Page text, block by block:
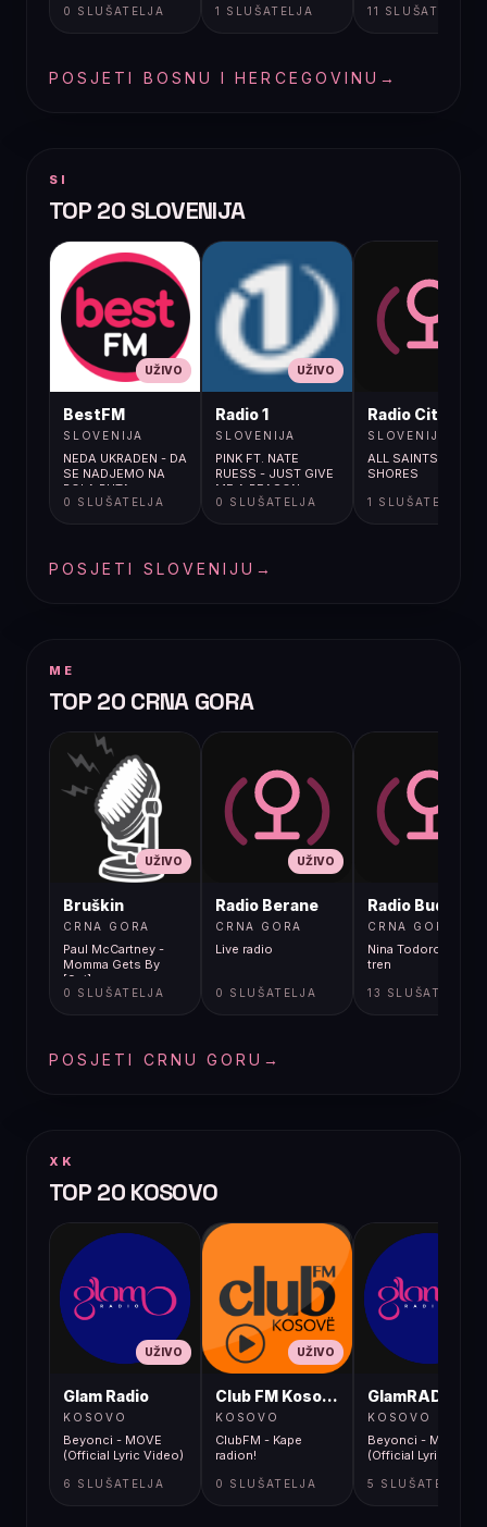
0 SLUŠATELJA 1 SLUŠATELJA 11 SLUŠATELJA
POSJETI BOSNU I HERCEGOVINU →
SI
TOP 20 SLOVENIJA
UŽIVO
BestFM
SLOVENIJA
NEDA UKRADEN - DA
SE NADJEMO NA
POLA PUTA
0 SLUŠATELJA
UŽIVO
Radio 1
SLOVENIJA
PINK FT. NATE
RUESS - JUST GIVE
ME A REASON
0 SLUŠATELJA
Radio City
SLOVENIJA
ALL SAINTS / PURE
SHORES
1 SLUŠATELJA
POSJETI SLOVENIJU →
ME
TOP 20 CRNA GORA
UŽIVO
Bruškin
CRNA GORA
Paul McCartney -
Momma Gets By
[9gj]
0 SLUŠATELJA
UŽIVO
Radio Berane
CRNA GORA
Live radio
0 SLUŠATELJA
Radio Budva
CRNA GORA
Nina Todorovic -
tren
13 SLUŠATELJA
POSJETI CRNU GORU →
XK
TOP 20 KOSOVO
UŽIVO
Glam Radio
KOSOVO
Beyonci - MOVE
(Official Lyric Video)
6 SLUŠATELJA
UŽIVO
Club FM Kosovë
KOSOVO
ClubFM - Kape
radion!
0 SLUŠATELJA
GlamRADIO
KOSOVO
Beyonci - MOVE
(Official Lyric Video)
5 SLUŠATELJA